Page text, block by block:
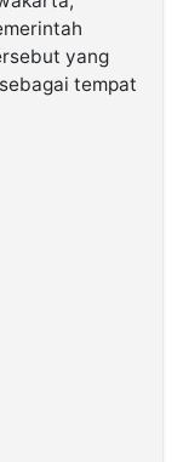
yang
tempat